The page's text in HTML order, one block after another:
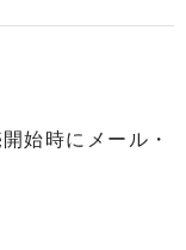
始時にメール・